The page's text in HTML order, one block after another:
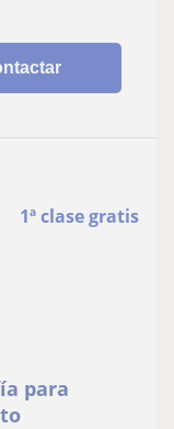
1ª clase gratis
para